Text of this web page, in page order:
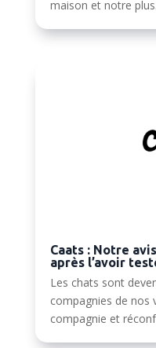
maison et notre
Caats : Notre
après l’avoir
Les chats sont
compagnies de nos
compagnie et